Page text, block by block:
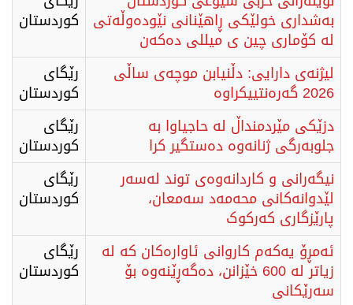
بەشداری خولێکی ڕاهێنانی نێودەوڵەتی
لە کۆماری چین ی میللی دەکەن
كوردستان
لیژنەی دارایی: دڵنیابن موچەی ساڵی
2026 گەرەنتییکراوە
رێگای
كوردستان
دزێکی مێردمنداڵ لە حاجیاوا بە
جلوبەرگی ژنانەوە دەستگیر کرا
رێگای
كوردستان
نیگەرانی و کاردانەوەی توند لەسەر
لێدوانەکانی محەمەد سەمعان،
پارێزگاری کەرکوک
رێگای
كوردستان
ئەمڕۆ یەکەم کاروانی ئاوارەکان کە لە
زیاتر لە 600 خێزانن، دەگەڕێنەوە بۆ
سەرێکانی
رێگای
كوردستان